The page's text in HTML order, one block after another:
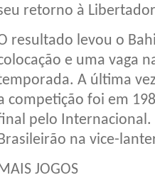
retorno à
resultado levou o
e uma vaga
A última
competição foi em
pelo
Brasileirão na vice-
MAIS JOGOS